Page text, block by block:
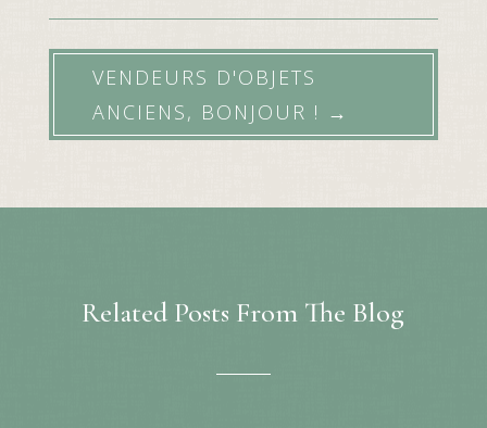
VENDEURS D'OBJETS
ANCIENS, BONJOUR ! →
Related Posts From The Blog